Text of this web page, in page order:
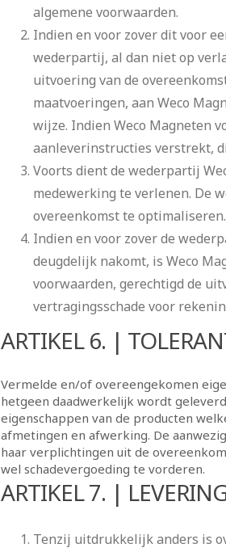
algemene voorwaarden.
Indien en voor zover dit voor
wederpartij, al dan niet op
uitvoering van de
maatvoeringen, aan Weco
wijze. Indien Weco Magneten
aanleverinstructies verstrekt,
Voorts dient de wederpartij
medewerking te verlenen. De
overeenkomst te optimaliseren.
Indien en voor zover de
deugdelijk nakomt, is Weco
voorwaarden, gerechtigd de
vertragingsschade voor
ARTIKEL 6. |
Vermelde en/of overeengekomen
hetgeen daadwerkelijk wordt
eigenschappen van de producten
afmetingen en afwerking. De
haar verplichtingen uit de
wel schadevergoeding te vorderen.
ARTIKEL 7. |
Tenzij uitdrukkelijk anders is